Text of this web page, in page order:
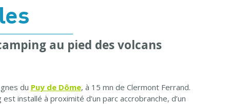
au pied des volcans
du Puy de Dôme, à 15 mn de Clermont Ferrand.
installé à proximité d’un parc accrobranche, d’un